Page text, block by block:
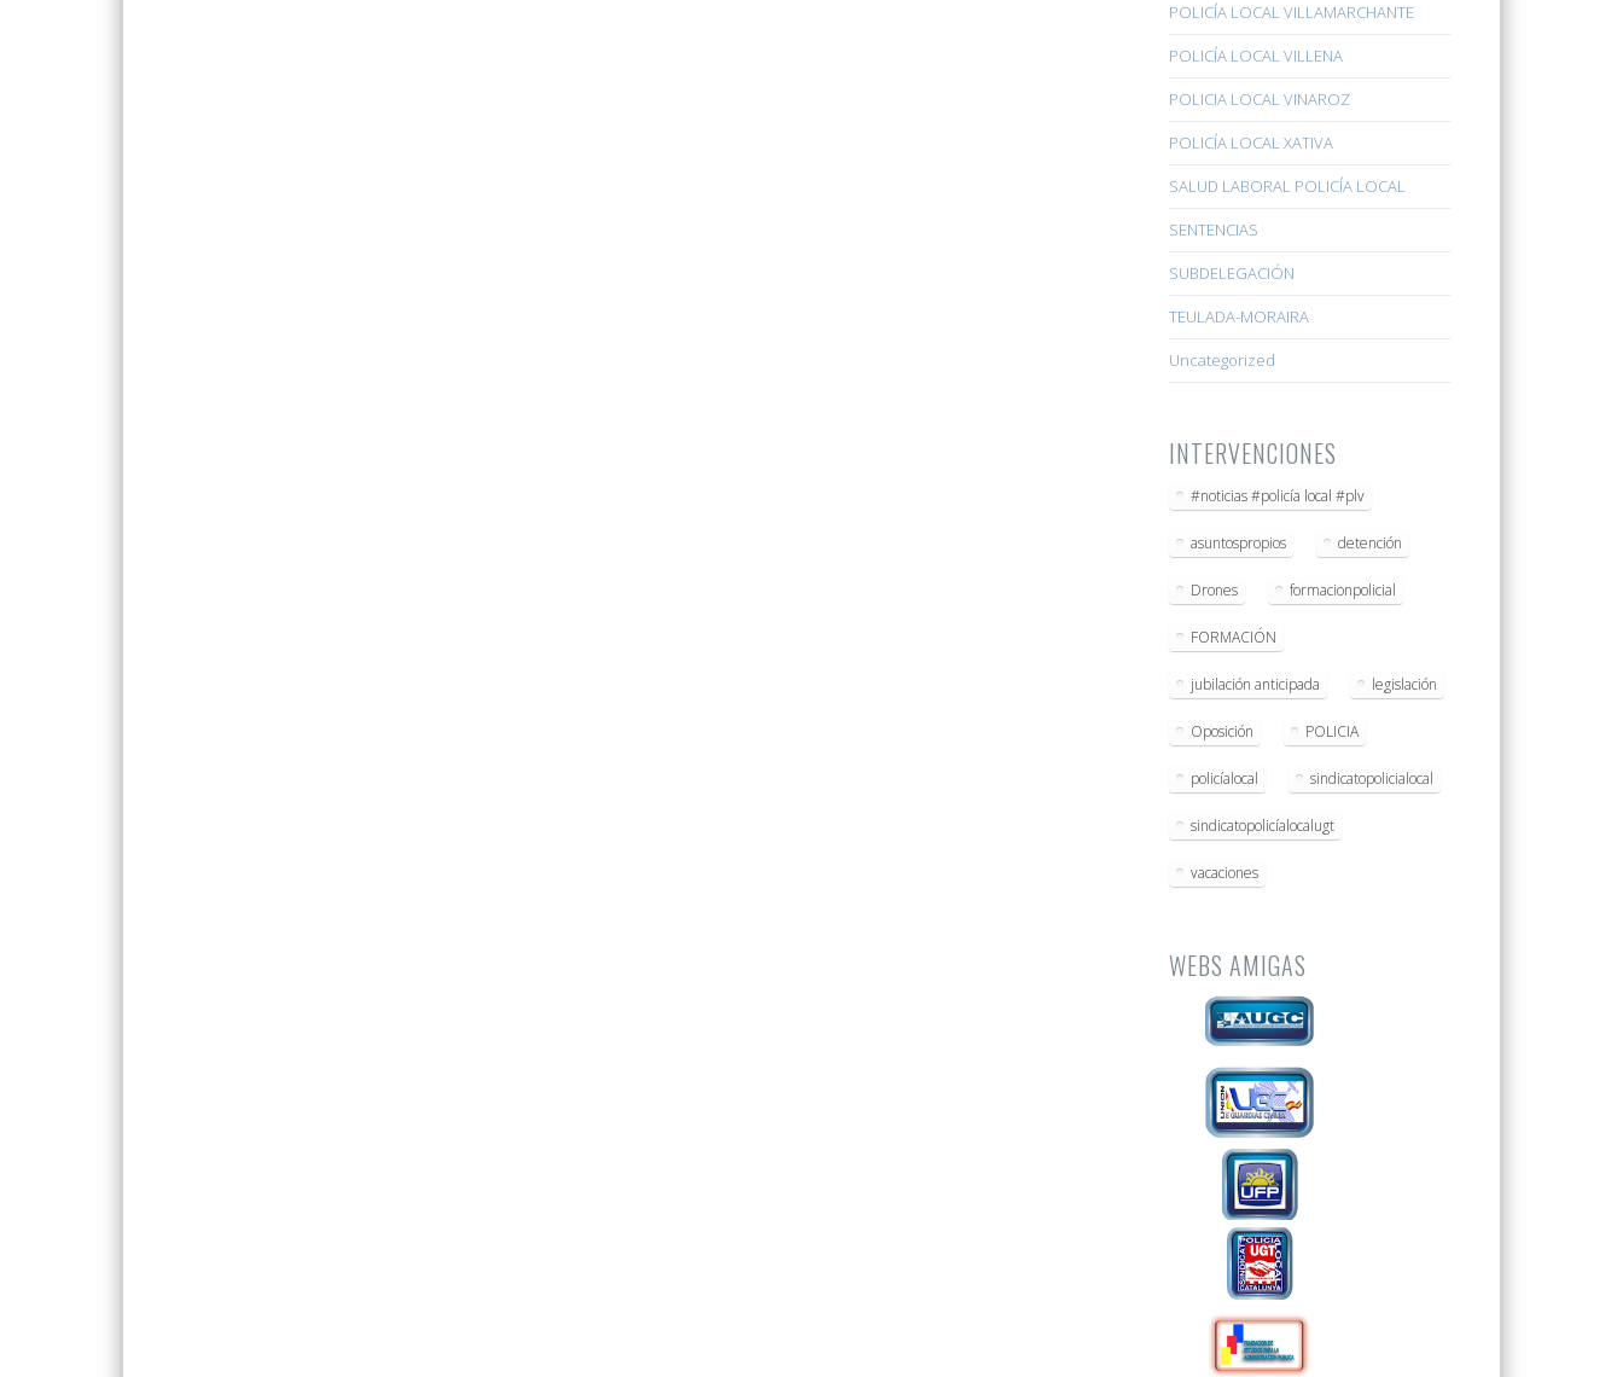
POLICÍA LOCAL VILLAMARCHANTE
POLICÍA LOCAL VILLENA
POLICIA LOCAL VINAROZ
POLICÍA LOCAL XATIVA
SALUD LABORAL POLICÍA LOCAL
SENTENCIAS
SUBDELEGACIÓN
TEULADA-MORAIRA
Uncategorized
INTERVENCIONES
#noticias #policía local #plv
asuntospropios detención
Drones formacionpolicial
FORMACIÓN
jubilación anticipada legislación
Oposición POLICIA
policíalocal sindicatopolicialocal
sindicatopolicíalocalugt
vacaciones
WEBS AMIGAS